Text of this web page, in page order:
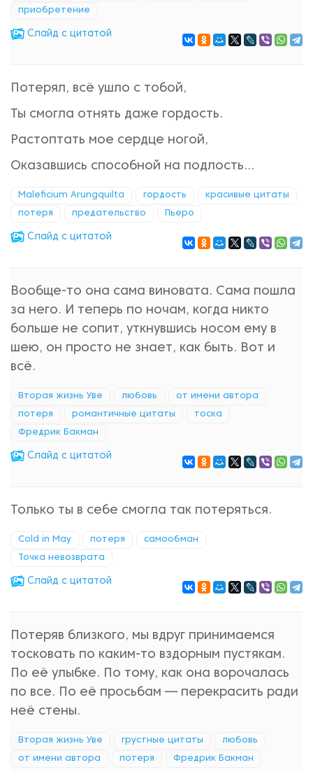
приобретение
Cлайд с цитатой
Потерял, всё ушло с тобой,
Ты смогла отнять даже гордость.
Растоптать мое сердце ногой,
Оказавшись способной на подлость…
Maleficium Arungquilta гордость красивые цитаты
потеря предательство Пьеро
Cлайд с цитатой
Вообще-то она сама виновата. Сама пошла
за него. И теперь по ночам, когда никто
больше не сопит, уткнувшись носом ему в
шею, он просто не знает, как быть. Вот и
всё.
Вторая жизнь Уве любовь от имени автора
потеря романтичные цитаты тоска
Фредрик Бакман
Cлайд с цитатой
Только ты в себе смогла так потеряться.
Cold in May потеря самообман
Точка невозврата
Cлайд с цитатой
Потеряв близкого, мы вдруг принимаемся
тосковать по каким-то вздорным пустякам.
По её улыбке. По тому, как она ворочалась
по все. По её просьбам — перекрасить ради
неё стены.
Вторая жизнь Уве грустные цитаты любовь
от имени автора потеря Фредрик Бакман